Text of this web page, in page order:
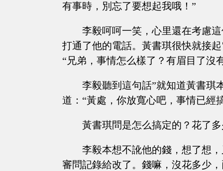
有事時，別忘了要想起我哦！”
李毅呵呵一笑，心里還在考慮
打通了他的電話。黃書琪很快就接
“兄弟，事情怎么樣了？有眉目了沒
李毅聽到這句話”就知道黃書琪
道：“黃處，你放寬心吧，事情已經
黃書琪問是怎么搞定的？花了
李毅本想不訛他的錢，想了想
審問記錄給改了。錢嘛，沒花多少